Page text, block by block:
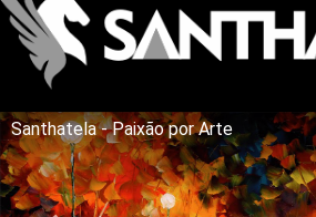
Santhatela - Paixão por Arte